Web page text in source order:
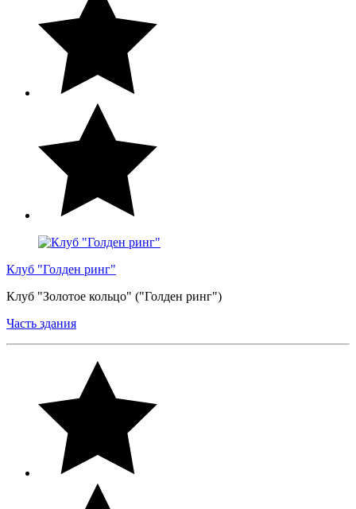
Клуб "Голден ринг"
Клуб "Золотое кольцо" ("Голден ринг")
Часть здания